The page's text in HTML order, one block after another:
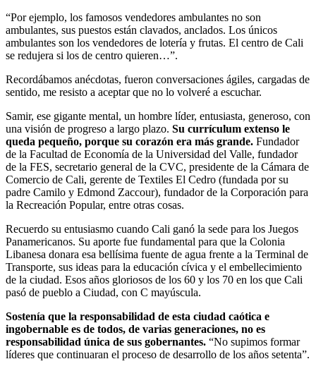
“Por ejemplo, los famosos vendedores ambulantes no son
ambulantes, sus puestos están clavados, anclados. Los únicos
ambulantes son los vendedores de lotería y frutas. El centro de Cali
se redujera si los de centro quieren…”.
Recordábamos anécdotas, fueron conversaciones ágiles, cargadas de
sentido, me resisto a aceptar que no lo volveré a escuchar.
Samir, ese gigante mental, un hombre líder, entusiasta, generoso, con
una visión de progreso a largo plazo. Su currículum extenso le
queda pequeño, porque su corazón era más grande. Fundador
de la Facultad de Economía de la Universidad del Valle, fundador
de la FES, secretario general de la CVC, presidente de la Cámara de
Comercio de Cali, gerente de Textiles El Cedro (fundada por su
padre Camilo y Edmond Zaccour), fundador de la Corporación para
la Recreación Popular, entre otras cosas.
Recuerdo su entusiasmo cuando Cali ganó la sede para los Juegos
Panamericanos. Su aporte fue fundamental para que la Colonia
Libanesa donara esa bellísima fuente de agua frente a la Terminal de
Transporte, sus ideas para la educación cívica y el embellecimiento
de la ciudad. Esos años gloriosos de los 60 y los 70 en los que Cali
pasó de pueblo a Ciudad, con C mayúscula.
Sostenía que la responsabilidad de esta ciudad caótica e
ingobernable es de todos, de varias generaciones, no es
responsabilidad única de sus gobernantes. “No supimos formar
líderes que continuaran el proceso de desarrollo de los años setenta”.